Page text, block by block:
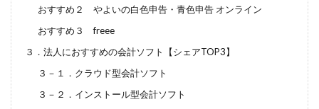
おすすめ２ やよいの白色申告・青色申告 オンライン
おすすめ３ freee
３．法人におすすめの会計ソフト【シェアTOP3】
３－１．クラウド型会計ソフト
３－２．インストール型会計ソフト